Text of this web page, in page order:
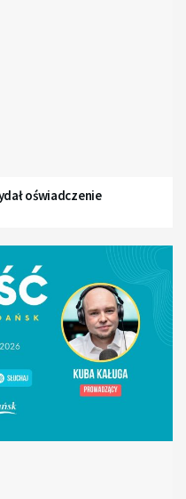
oświadczenie